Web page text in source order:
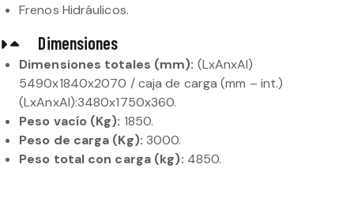
Frenos Hidráulicos.
Dimensiones
Dimensiones totales (mm): (LxAnxAl)
5490x1840x2070 / caja de carga (mm – int.)
(LxAnxAl):3480x1750x360.
Peso vacío (Kg): 1850.
Peso de carga (Kg): 3000.
Peso total con carga (kg): 4850.